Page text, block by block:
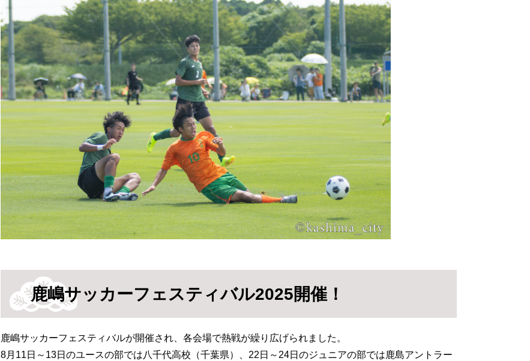
鹿嶋サッカーフェスティバル2025開催！
鹿嶋サッカーフェスティバルが開催され、各会場で熱戦が繰り広げられました。
8月11日～13日のユースの部では八千代高校（千葉県）、22日～24日のジュニアの部では鹿島アントラー